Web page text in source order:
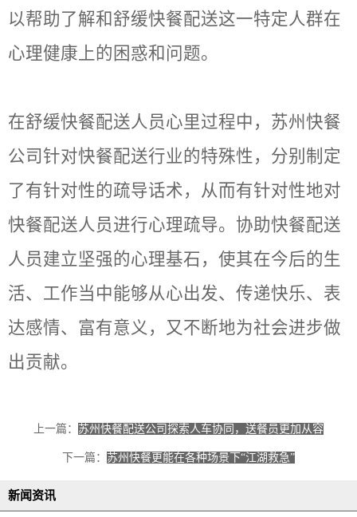
以帮助了解和舒缓快餐配送这一特定人群在
心理健康上的困惑和问题。
在舒缓快餐配送人员心里过程中，苏州快餐
公司针对快餐配送行业的特殊性，分别制定
了有针对性的疏导话术，从而有针对性地对
快餐配送人员进行心理疏导。协助快餐配送
人员建立坚强的心理基石，使其在今后的生
活、工作当中能够从心出发、传递快乐、表
达感情、富有意义，又不断地为社会进步做
出贡献。
上一篇： 苏州快餐配送公司探索人车协同，送餐员更加从容
下一篇： 苏州快餐更能在各种场景下“江湖救急”
新闻资讯